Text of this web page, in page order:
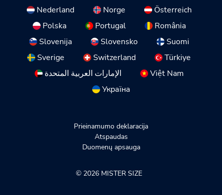
Nederland
Norge
Österreich
Polska
Portugal
România
Slovenija
Slovensko
Suomi
Sverige
Switzerland
Türkiye
الإمارات العربية المتحدة
Việt Nam
Україна
Prieinamumo deklaracija
Atspaudas
Duomenų apsauga
© 2026 MISTER SIZE